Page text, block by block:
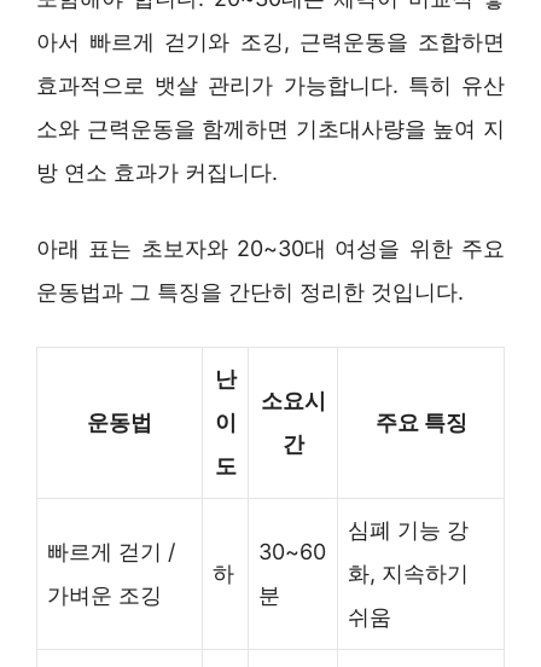
아서 빠르게 걷기와 조깅, 근력운동을 조합하면
효과적으로 뱃살 관리가 가능합니다. 특히 유산
소와 근력운동을 함께하면 기초대사량을 높여 지
방 연소 효과가 커집니다.
아래 표는 초보자와 20~30대 여성을 위한 주요
운동법과 그 특징을 간단히 정리한 것입니다.
운동법
난
이
도
소요시
간
주요 특징
빠르게 걷기 /
가벼운 조깅
하
30~60
분
심폐 기능 강
화, 지속하기
쉬움